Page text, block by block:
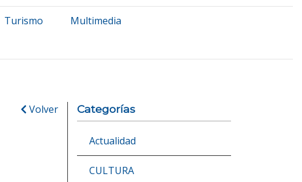
Turismo
Multimedia
Volver Categorías
Actualidad
CULTURA